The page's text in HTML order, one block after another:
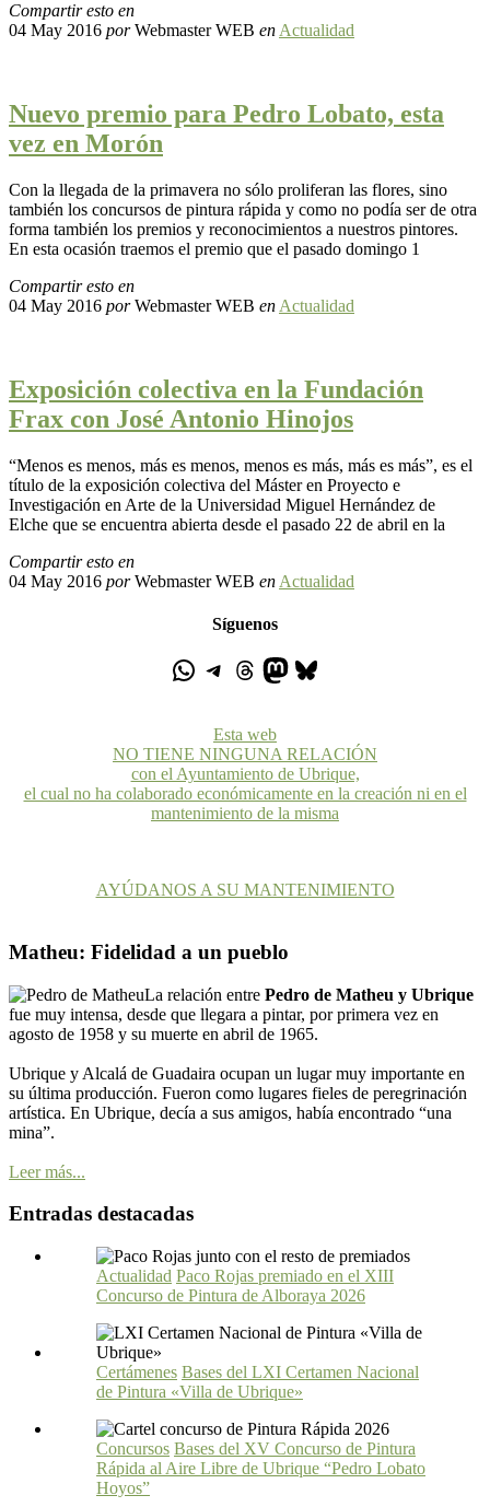
Compartir esto en
04 May 2016 porWebmaster WEB en Actualidad
Nuevo premio para Pedro Lobato, esta
vez en Morón
Con la llegada de la primavera no sólo proliferan las flores, sino
también los concursos de pintura rápida y como no podía ser de otra
forma también los premios y reconocimientos a nuestros pintores.
En esta ocasión traemos el premio que el pasado domingo 1
Compartir esto en
04 May 2016 porWebmaster WEB en Actualidad
Exposición colectiva en la Fundación
Frax con José Antonio Hinojos
“Menos es menos, más es menos, menos es más, más es más”, es el
título de la exposición colectiva del Máster en Proyecto e
Investigación en Arte de la Universidad Miguel Hernández de
Elche que se encuentra abierta desde el pasado 22 de abril en la
Compartir esto en
04 May 2016 porWebmaster WEB en Actualidad
Síguenos
Esta web
NO TIENE NINGUNA RELACIÓN
con el Ayuntamiento de Ubrique,
el cual no ha colaborado económicamente en la creación ni en el
mantenimiento de la misma
AYÚDANOS A SU MANTENIMIENTO
Matheu: Fidelidad a un pueblo
La relación entre Pedro de Matheu y Ubrique
fue muy intensa, desde que llegara a pintar, por primera vez en
agosto de 1958 y su muerte en abril de 1965.
Ubrique y Alcalá de Guadaira ocupan un lugar muy importante en
su última producción. Fueron como lugares fieles de peregrinación
artística. En Ubrique, decía a sus amigos, había encontrado “una
mina”.
Leer más...
Entradas destacadas
Actualidad Paco Rojas premiado en el XIII
Concurso de Pintura de Alboraya 2026
Certámenes Bases del LXI Certamen Nacional
de Pintura «Villa de Ubrique»
Concursos Bases del XV Concurso de Pintura
Rápida al Aire Libre de Ubrique “Pedro Lobato
Hoyos”